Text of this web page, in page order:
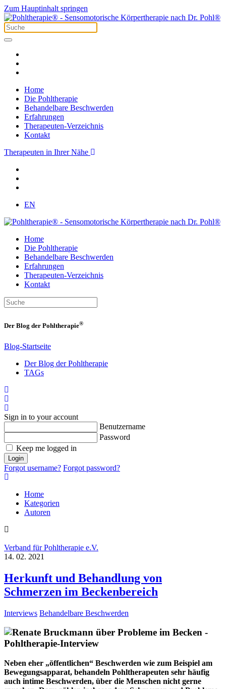
Zum Hauptinhalt springen
Home
Die Pohltherapie
Behandelbare Beschwerden
Erfahrungen
Therapeuten-Verzeichnis
Kontakt
Therapeuten in Ihrer Nähe
EN
Home
Die Pohltherapie
Behandelbare Beschwerden
Erfahrungen
Therapeuten-Verzeichnis
Kontakt
Der Blog der Pohltherapie®
Blog-Startseite
Der Blog der Pohltherapie
TAGs
Sign in to your account
Benutzername
Password
Keep me logged in
Login
Forgot username? Forgot password?
Home
Kategorien
Autoren
Verband für Pohltherapie e.V.
14. 02. 2021
Herkunft und Behandlung von
Schmerzen im Beckenbereich
Interviews Behandelbare Beschwerden
Neben eher „öffentlichen“ Beschwerden wie zum Beispiel am
Bewegungsapparat, behandeln Pohltherapeuten sehr häufig
auch intime Beschwerden, über die Menschen nicht gerne